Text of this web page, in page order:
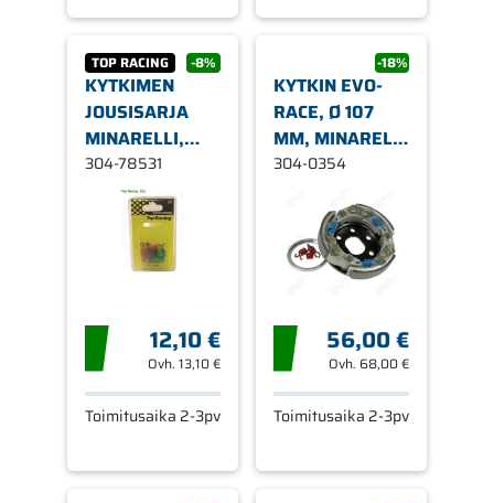
TOP RACING -8%
KYTKIMEN
JOUSISARJA
MINARELLI,
PEUGEOT
304-78531
12,10 €
Ovh. 13,10 €
Toimitusaika 2-3pv
-18%
KYTKIN EVO-
RACE, Ø 107
MM, MINARELLI
PYSTY/VAAKA /
GILERA /
PEUGEOT
304-0354
56,00 €
Ovh. 68,00 €
Toimitusaika 2-3pv